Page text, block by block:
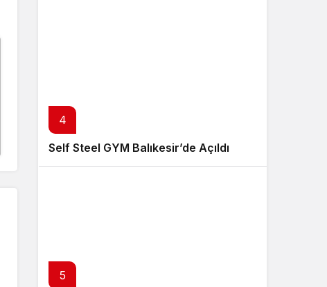
4
Self Steel GYM Balıkesir’de Açıldı
5